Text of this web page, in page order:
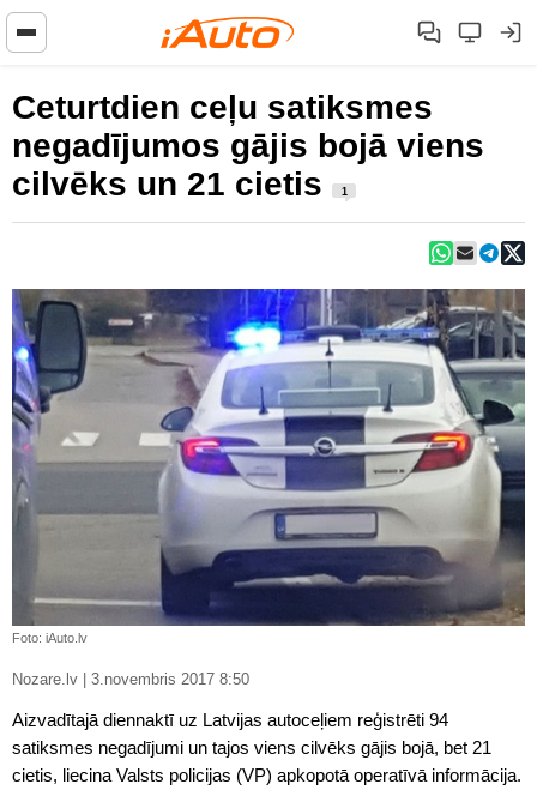
Ceturtdien ceļu satiksmes
negadījumos gājis bojā viens
cilvēks un 21 cietis
1
Foto: iAuto.lv
Nozare.lv | 3.novembris 2017 8:50
Aizvadītajā diennaktī uz Latvijas autoceļiem reģistrēti 94
satiksmes negadījumi un tajos viens cilvēks gājis bojā, bet 21
cietis, liecina Valsts policijas (VP) apkopotā operatīvā informācija.